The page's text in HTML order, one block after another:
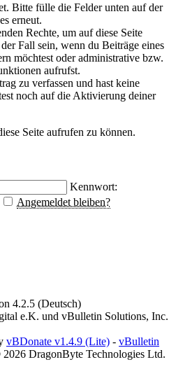
Bitte fülle die Felder unten auf der
erneut.
Rechte, um auf diese Seite
Fall sein, wenn du Beiträge eines
möchtest oder administrative bzw.
aufrufst.
zu verfassen und hast keine
noch auf die Aktivierung deiner
Seite aufrufen zu können.
Kennwort:
Angemeldet bleiben?
4.2.5 (Deutsch)
e.K. und vBulletin Solutions, Inc.
vBDonate v1.4.9 (Lite) - vBulletin
DragonByte Technologies Ltd.